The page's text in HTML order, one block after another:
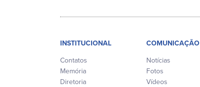
INSTITUCIONAL
Contatos
Memória
Diretoria
COMUNICAÇÃO
Notícias
Fotos
Vídeos